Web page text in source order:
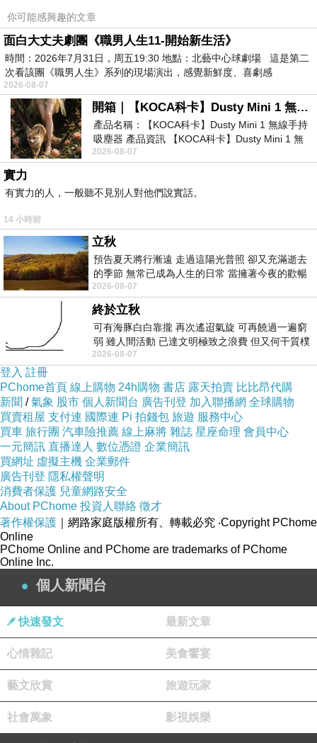
很重要，從壹個人夢想的生活可以看出他跟妳是
不是壹路人。未來會選擇比較穩定、安逸的生活
的人通常比較隨和、淡泊名利非常註重生活品
質。喜歡豪華高檔生活的人會比較自信並有壹定
才華等等，那談愛情觀又可以看出這個人對愛情
的理解和看法。壹般會用壹個案例(可以是別人的
愛情)牽引這個話題出來，兩個人表達自己的立場
和觀點。
的人生理想和規劃。
怕就是這些都說完了，兩個人就不知下壹步該說
啥了。汗馬糖功效 汗馬糖副作用其實真正的愛
情不壹定要說多少聊多少，愛情最令人羨慕的不
是妳愛我我愛妳。而是兩個心心相印的人壹起做
彼此想做事情，經歷彼此都沒有經歷的故事。
馬糖官網
更多貼文分享請點擊進入
https://www.hamer.tw
你可能感興趣的文章
面白大丈夫劇團《職男人生11-開始新生活》
時間：2026年7月31日，周五19:30 地點：北藝中心球劇場 這是第二
次看該團《職男人生》系列的現場演出，感覺新鮮度、喜劇感
2026-08-07
開箱｜【KOCA科卡】Dusty Mini 1 無線手持吸塵器
產品名稱：【KOCA科卡】Dusty Mini 1 無線手持
吸塵器 產品資訊 【KOCA科卡】Dusty Mini 1 無
線手持吸塵器評語： 能吸、能吹兼具兩
2026-08-07
實力
有實力的人，一般聽不見別人對他們說實話。
14 小時前
立秋
預告夏天將行漸遠 走過這陽光普照 卻又充滿逝去
的季節 無常已成為人生的日常 當擁著今夜的歡暢
舒心 轉眼驟成昨日 而明晨 太陽
2026-08-07
終於立秋
可有海豚白白靠攏 再次遙迢氣旋 可再饒過一遍窮
弱 雖人間活動 已達文明極致之浪費 但又何干質樸
者 只能白白陪葬
2026-08-07
登入 註冊
PChome首頁 線上購物 24h購物 書店 露天拍賣 比比昂代購
新聞 /氣象 股市 個人新聞台 廣告刊登 加入聯播網 全球購物
買賣租屋 支付連 國際連 Pi 拍錢包 旅遊 服務中心
買車 旅行團 汽車險推薦 線上麻將 雜誌 星座命理 會員中心
一元簡訊 直播達人 數位憑證 企業簡訊
買網址 虛擬主機 企業郵件
廣告刊登 隱私權聲明
消費者保護 兒童網路安全
About PChome 投資人聯絡 徵才
著作權保護 ｜網路家庭版權所有、轉載必究 ‧Copyright PChome
Online
PChome Online and PChome are trademarks of PChome
Online Inc.
個人新聞台
快速發文 最新文章
心情雜記 美食饗宴
藝文欣賞 旅遊玩家
社會萬象 影視娛樂